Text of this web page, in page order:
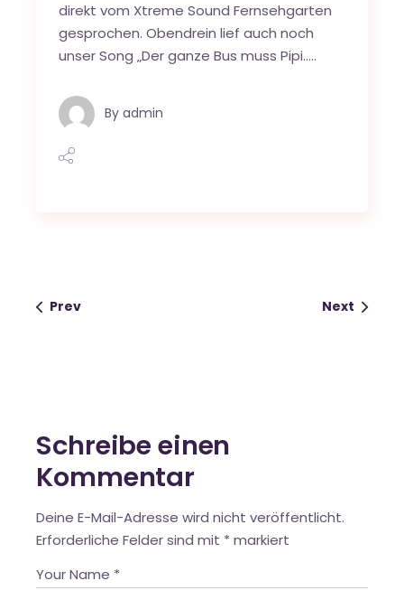
direkt vom Xtreme Sound Fernsehgarten
gesprochen. Obendrein lief auch noch
unser Song „Der ganze Bus muss Pipi…..
By admin
Prev Next
Schreibe einen
Kommentar
Deine E-Mail-Adresse wird nicht veröffentlicht.
Erforderliche Felder sind mit * markiert